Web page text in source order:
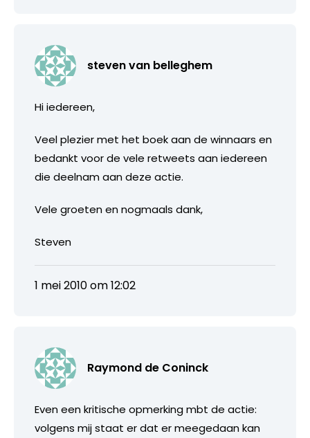
steven van belleghem
Hi iedereen,
Veel plezier met het boek aan de winnaars en
bedankt voor de vele retweets aan iedereen
die deelnam aan deze actie.
Vele groeten en nogmaals dank,
Steven
1 mei 2010 om 12:02
Raymond de Coninck
Even een kritische opmerking mbt de actie:
volgens mij staat er dat er meegedaan kan